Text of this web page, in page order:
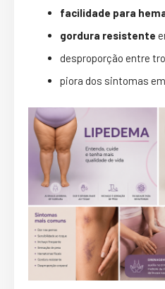
facilidade para
gordura resistente
desproporção entre
piora dos sintomas